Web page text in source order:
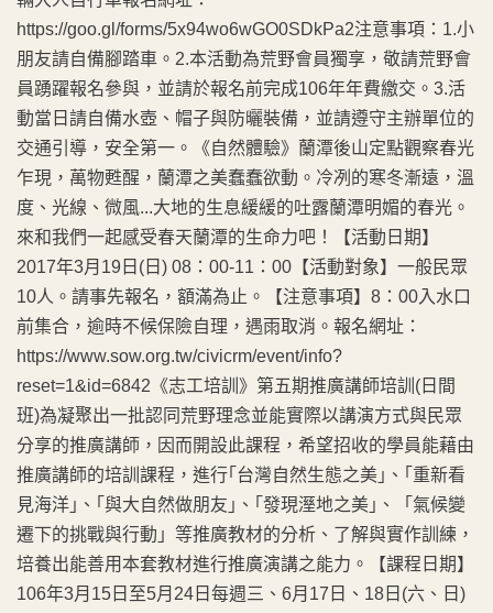
https://goo.gl/forms/5x94wo6wGO0SDkPa2注意事項：1.小
朋友請自備腳踏車。2.本活動為荒野會員獨享，敬請荒野會
員踴躍報名參與，並請於報名前完成106年年費繳交。3.活
動當日請自備水壺、帽子與防曬裝備，並請遵守主辦單位的
交通引導，安全第一。《自然體驗》蘭潭後山定點觀察春光
乍現，萬物甦醒，蘭潭之美蠢蠢欲動。冷冽的寒冬漸遠，溫
度、光線、微風...大地的生息緩緩的吐露蘭潭明媚的春光。
來和我們一起感受春天蘭潭的生命力吧！【活動日期】
2017年3月19日(日) 08：00-11：00【活動對象】一般民眾
10人。請事先報名，額滿為止。【注意事項】8：00入水口
前集合，逾時不候保險自理，遇雨取消。報名網址：
https://www.sow.org.tw/civicrm/event/info?
reset=1&id=6842《志工培訓》第五期推廣講師培訓(日間
班)為凝聚出一批認同荒野理念並能實際以講演方式與民眾
分享的推廣講師，因而開設此課程，希望招收的學員能藉由
推廣講師的培訓課程，進行｢台灣自然生態之美｣、｢重新看
見海洋｣、｢與大自然做朋友｣、｢發現溼地之美｣、「氣候變
遷下的挑戰與行動」等推廣教材的分析、了解與實作訓練，
培養出能善用本套教材進行推廣演講之能力。【課程日期】
106年3月15日至5月24日每週三、6月17日、18日(六、日)